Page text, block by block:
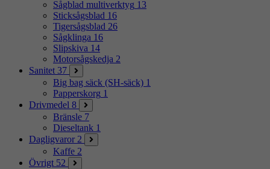
Sågblad multiverktyg 13
Sticksågsblad 16
Tigersågsblad 26
Sågklinga 16
Slipskiva 14
Motorsågskedja 2
Sanitet 37
Big bag säck (SH-säck) 1
Papperskorg 1
Drivmedel 8
Bränsle 7
Dieseltank 1
Dagligvaror 2
Kaffe 2
Övrigt 52